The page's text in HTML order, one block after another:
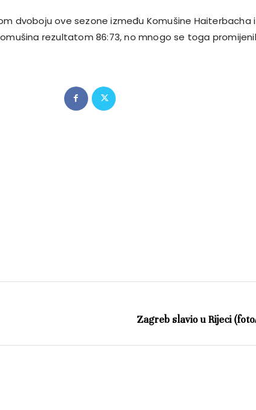
dvoboju ove sezone između Komušine Haiterbacha i
rezultatom 86:73, no mnogo se toga
Zagreb slavio u Rijeci